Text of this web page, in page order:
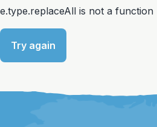
e.type.replaceAll is not a function
Try again